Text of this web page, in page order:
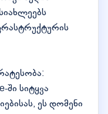
სიტყვა
ეს დომენი